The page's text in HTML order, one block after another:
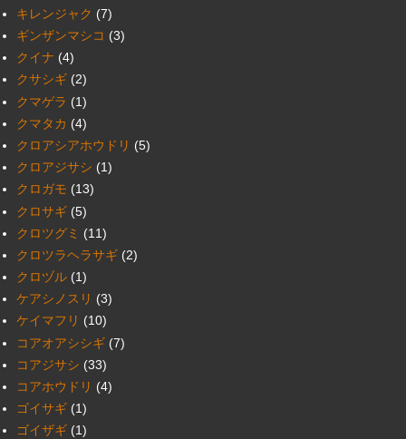
キレンジャク (7)
ギンザンマシコ (3)
クイナ (4)
クサシギ (2)
クマゲラ (1)
クマタカ (4)
クロアシアホウドリ (5)
クロアジサシ (1)
クロガモ (13)
クロサギ (5)
クロツグミ (11)
クロツラヘラサギ (2)
クロヅル (1)
ケアシノスリ (3)
ケイマフリ (10)
コアオアシシギ (7)
コアジサシ (33)
コアホウドリ (4)
ゴイサギ (1)
ゴイザギ (1)